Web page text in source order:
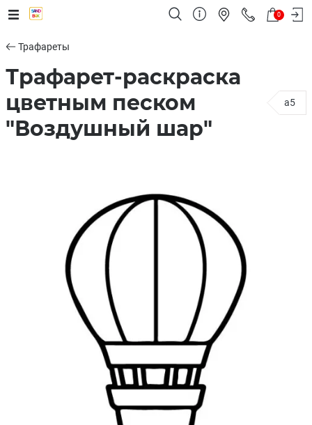
0
Трафареты
Трафарет-раскраска
цветным песком
"Воздушный шар"
a5